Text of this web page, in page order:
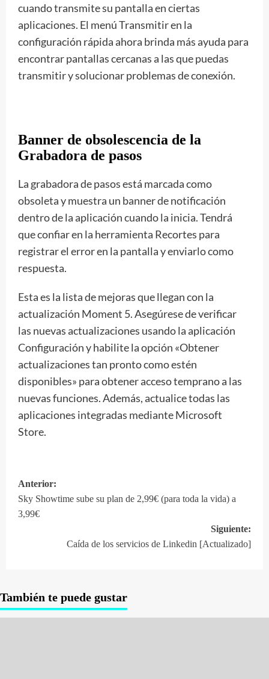
cuando transmite su pantalla en ciertas
aplicaciones. El menú Transmitir en la
configuración rápida ahora brinda más ayuda para
encontrar pantallas cercanas a las que puedas
transmitir y solucionar problemas de conexión.
Banner de obsolescencia de la
Grabadora de pasos
La grabadora de pasos está marcada como
obsoleta y muestra un banner de notificación
dentro de la aplicación cuando la inicia. Tendrá
que confiar en la herramienta Recortes para
registrar el error en la pantalla y enviarlo como
respuesta.
Esta es la lista de mejoras que llegan con la
actualización Moment 5. Asegúrese de verificar
las nuevas actualizaciones usando la aplicación
Configuración y habilite la opción «Obtener
actualizaciones tan pronto como estén
disponibles» para obtener acceso temprano a las
nuevas funciones. Además, actualice todas las
aplicaciones integradas mediante Microsoft
Store.
Navegación
de
Anterior:
Sky Showtime sube su plan de 2,99€ (para toda la vida) a
3,99€
Siguiente:
Caída de los servicios de Linkedin [Actualizado]
También te puede gustar